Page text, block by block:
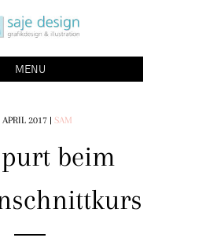
bonn | illustration
MENU
APRIL 2017 | SAM
beim